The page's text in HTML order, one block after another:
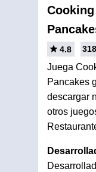
4.8 318
Juega
Pancakes
descargar
otros